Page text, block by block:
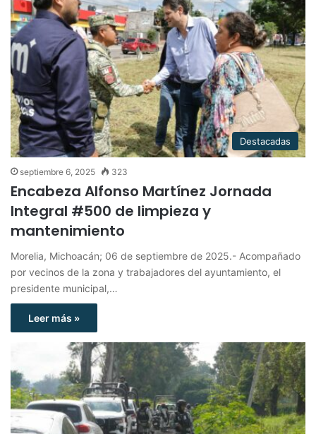
Destacadas
septiembre 6, 2025 323
Encabeza Alfonso Martínez Jornada
Integral #500 de limpieza y
mantenimiento
Morelia, Michoacán; 06 de septiembre de 2025.- Acompañado
por vecinos de la zona y trabajadores del ayuntamiento, el
presidente municipal,…
Leer más »